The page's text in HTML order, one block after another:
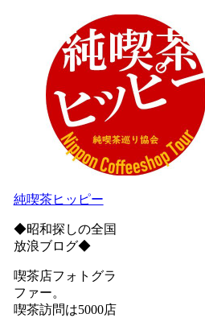
純喫茶ヒッピー
◆昭和探しの全国
放浪ブログ◆
喫茶店フォトグラ
ファー。
喫茶訪問は5000店